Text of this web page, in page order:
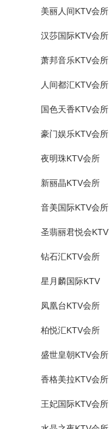
美丽人间KTV会所
汉莎国际KTV会所
萧邦音乐KTV会所
人间都汇KTV会所
国色天香KTV会所
豪门娱乐KTV会所
夜明珠KTV会所
新丽晶KTV会所
音美国际KTV会所
圣翡丽君悦会KTV
钻石汇KTV会所
星月麟国际KTV
凤凰台KTV会所
柏悦汇KTV会所
盛世皇朝KTV会所
香格美拉KTV会所
王妃国际KTV会所